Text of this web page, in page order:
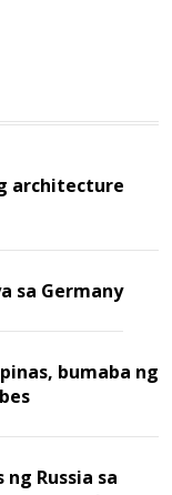
architecture
sa Germany
bumaba ng
Russia sa